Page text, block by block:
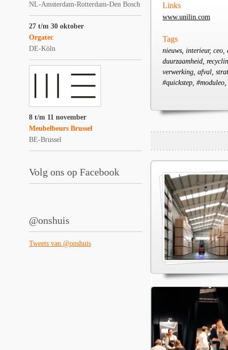
NL-Amsterdam-Rotterdam-Den Bosch
27 t/m 30 oktober
Orgatec
DE-Köln
8 t/m 11 november
Meubelbeurs Brussel
BE-Brussel
Volg ons op Facebook
@onshuis
Tweets van @onshuis
Links
www.unilin.com
Tags
nieuws, interieur,
duurzaamheid,
verwerking, afval,
#quickstep, #moduleo,